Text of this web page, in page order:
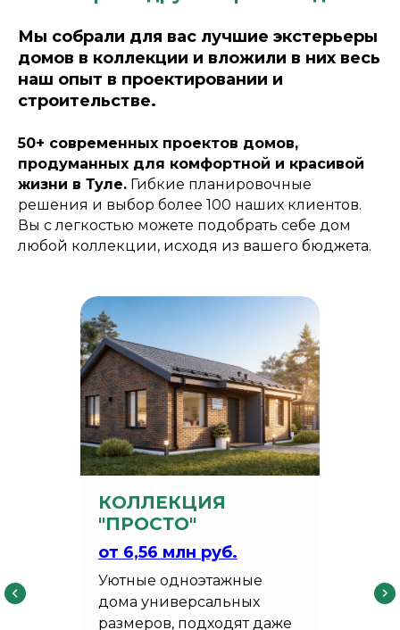
Мы собрали для вас лучшие экстерьеры
домов в коллекции и вложили в них весь
наш опыт в проектировании и
строительстве.
50+ современных проектов домов,
продуманных для комфортной и красивой
жизни в Туле. Гибкие планировочные
решения и выбор более 100 наших клиентов.
Вы с легкостью можете подобрать себе дом
любой коллекции, исходя из вашего бюджета.
КОЛЛЕКЦИЯ
"ПРОСТО"
от 6,56 млн руб.
Уютные одноэтажные
дома универсальных
размеров, подходят даже